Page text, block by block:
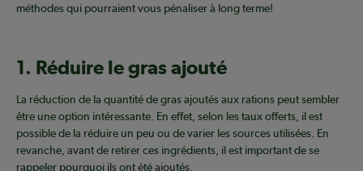
méthodes qui pourraient vous pénaliser à long terme!
1. Réduire le gras ajouté
La réduction de la quantité de gras ajoutés aux rations peut sembler
être une option intéressante. En effet, selon les taux offerts, il est
possible de la réduire un peu ou de varier les sources utilisées. En
revanche, avant de retirer ces ingrédients, il est important de se
rappeler pourquoi ils ont été ajoutés.